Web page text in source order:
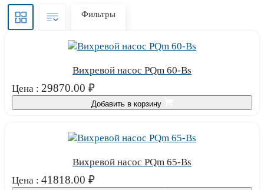
Фильтры
Вихревой насос PQm 60-Bs
Цена : 29870.00 ₽
Добавить в корзину
Вихревой насос PQm 65-Bs
Цена : 41818.00 ₽